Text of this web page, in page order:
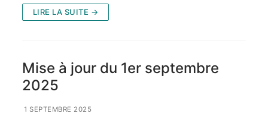
LIRE LA SUITE →
Mise à jour du 1er septembre
2025
1 SEPTEMBRE 2025